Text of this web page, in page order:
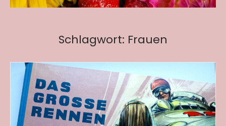
Schlagwort: Frauen